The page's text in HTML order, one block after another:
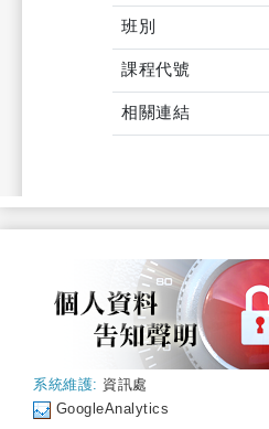
班別
課程代號
相關連結
系統維護: 資訊處
GoogleAnalytics